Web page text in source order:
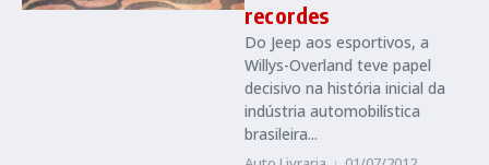
recordes
Do Jeep aos esportivos, a
Willys-Overland teve papel
decisivo na história inicial da
indústria automobilística
brasileira...